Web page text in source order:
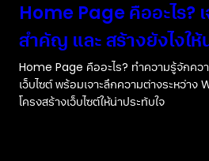
Home Page คืออะไร?
สำคัญ และ สร้างยังไงให้
Home Page คืออะไร? ทำความรู้จักค
เว็บไซต์ พร้อมเจาะลึกความต่างระหว่าง
โครงสร้างเว็บไซต์ให้น่าประทับใจ